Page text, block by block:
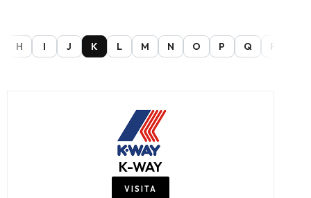
H I J K L M N O P Q R
K-WAY
VISITA